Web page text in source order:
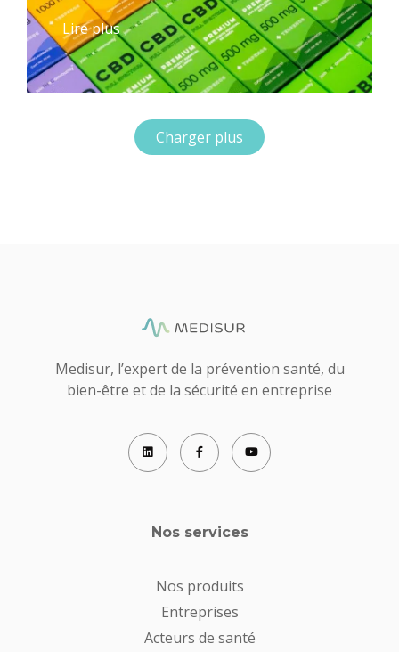
Lire plus
Charger plus
Medisur, l’expert de la prévention santé, du
bien-être et de la sécurité en entreprise
Nos services
Nos produits
Entreprises
Acteurs de santé